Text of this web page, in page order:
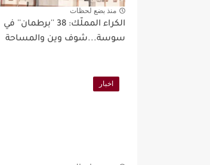
منذ بضع لحظات
الكراء المملّك: 38 ''برطمان'' في
سوسة...شوف وين والمساحة
اخبار